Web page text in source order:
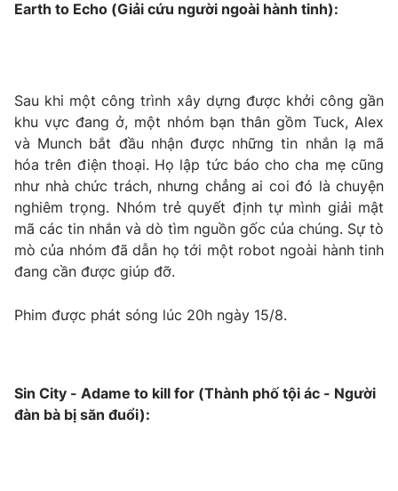
Earth to Echo (Giải cứu người ngoài hành tinh):
Sau khi một công trình xây dựng được khởi công gần
khu vực đang ở, một nhóm bạn thân gồm Tuck, Alex
và Munch bắt đầu nhận được những tin nhắn lạ mã
hóa trên điện thoại. Họ lập tức báo cho cha mẹ cũng
như nhà chức trách, nhưng chẳng ai coi đó là chuyện
nghiêm trọng. Nhóm trẻ quyết định tự mình giải mật
mã các tin nhắn và dò tìm nguồn gốc của chúng. Sự tò
mò của nhóm đã dẫn họ tới một robot ngoài hành tinh
đang cần được giúp đỡ.
Phim được phát sóng lúc 20h ngày 15/8.
Sin City - Adame to kill for (Thành phố tội ác - Người
đàn bà bị săn đuổi):